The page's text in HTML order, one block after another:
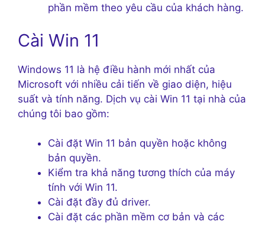
phần mềm theo yêu cầu của khách hàng.
Cài Win 11
Windows 11 là hệ điều hành mới nhất của
Microsoft với nhiều cải tiến về giao diện, hiệu
suất và tính năng. Dịch vụ cài Win 11 tại nhà của
chúng tôi bao gồm:
Cài đặt Win 11 bản quyền hoặc không
bản quyền.
Kiểm tra khả năng tương thích của máy
tính với Win 11.
Cài đặt đầy đủ driver.
Cài đặt các phần mềm cơ bản và các